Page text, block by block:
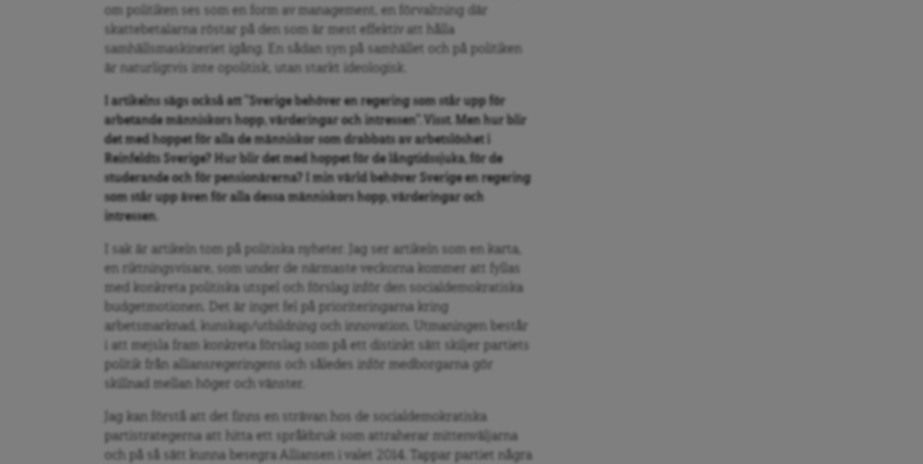
om politiken ses som en form av management, en förvaltning där
skattebetalarna röstar på den som är mest effektiv att hålla
samhällsmaskineriet igång. En sådan syn på samhället och på politiken
är naturligtvis inte opolitisk, utan starkt ideologisk.
I artikelns sägs också att ”Sverige behöver en regering som står upp för
arbetande människors hopp, värderingar och intressen”. Visst. Men hur blir
det med hoppet för alla de människor som drabbats av arbetslöshet i
Reinfeldts Sverige? Hur blir det med hoppet för de långtidssjuka, för de
studerande och för pensionärerna? I min värld behöver Sverige en regering
som står upp även för alla dessa människors hopp, värderingar och
intressen.
I sak är artikeln tom på politiska nyheter. Jag ser artikeln som en karta,
en riktningsvisare, som under de närmaste veckorna kommer att fyllas
med konkreta politiska utspel och förslag inför den socialdemokratiska
budgetmotionen. Det är inget fel på prioriteringarna kring
arbetsmarknad, kunskap/utbildning och innovation. Utmaningen består
i att mejsla fram konkreta förslag som på ett distinkt sätt skiljer partiets
politik från alliansregeringens och således inför medborgarna gör
skillnad mellan höger och vänster.
Jag kan förstå att det finns en strävan hos de socialdemokratiska
partistrategerna att hitta ett språkbruk som attraherar mittenväljarna
och på så sätt kunna besegra Alliansen i valet 2014. Tappar partiet några